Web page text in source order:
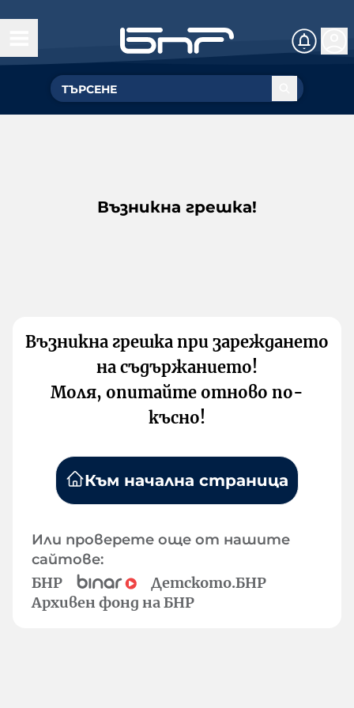
Възникна грешка!
Възникна грешка при зареждането
на съдържанието!
Моля, опитайте отново по-
късно!
Към начална страница
Или проверете още от нашите
сайтове:
БНР
Детското.БНР
Архивен фонд на БНР